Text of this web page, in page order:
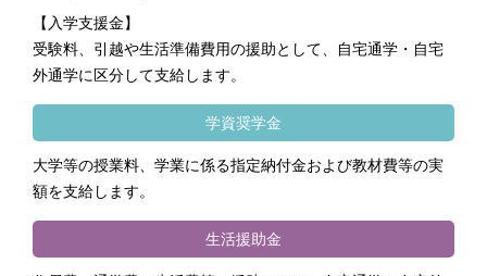
【入学支援金】
受験料、引越や生活準備費用の援助として、自宅通学・自宅
外通学に区分して支給します。
学資奨学金
大学等の授業料、学業に係る指定納付金および教材費等の実
額を支給します。
生活援助金